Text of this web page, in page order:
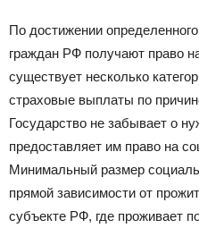
По достижении
граждан РФ получают право
существует несколько
страховые выплаты по
Государство не забывает о
предоставляет им право на
Минимальный размер
прямой зависимости от
субъекте РФ, где проживает